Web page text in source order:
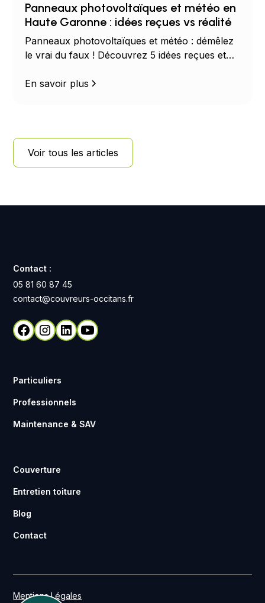
Panneaux photovoltaïques et météo en
Haute Garonne : idées reçues vs réalité
Panneaux photovoltaïques et météo : démêlez
le vrai du faux ! Découvrez 5 idées reçues et
le soleil, la pluie, la neige et la température.
En savoir plus
Voir tous les articles
Contact :
05 81 60 87 45
contact@couvreurs-occitans.fr
Particuliers
Professionnels
Maintenance & SAV
Couverture
Entretien toiture
Blog
Contact
Mentions Légales